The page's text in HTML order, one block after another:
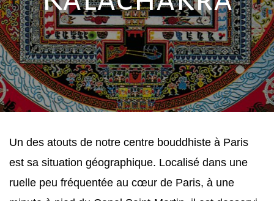
Un des atouts de notre centre bouddhiste à Paris
est sa situation géographique. Localisé dans une
ruelle peu fréquentée au cœur de Paris, à une